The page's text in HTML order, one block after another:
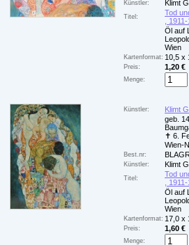
Künstler: Klimt
Titel:
Tod
,
Öl auf
Wien
Kartenformat: 10,5 x
Preis: 1,20 €
Menge:
Künstler:
Klimt
geb.
✝ 6.
Wien-
Best.nr:
Künstler: Klimt
Titel:
Tod
,
Öl auf
Wien
Kartenformat: 17,0 x
Preis: 1,60 €
Menge: